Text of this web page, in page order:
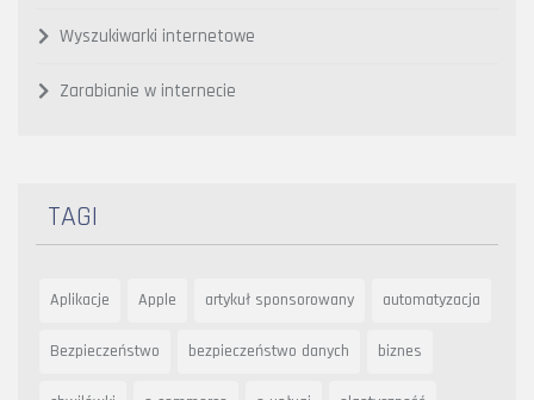
Wyszukiwarki internetowe
Zarabianie w internecie
TAGI
Aplikacje Apple artykuł sponsorowany automatyzacja
Bezpieczeństwo bezpieczeństwo danych biznes